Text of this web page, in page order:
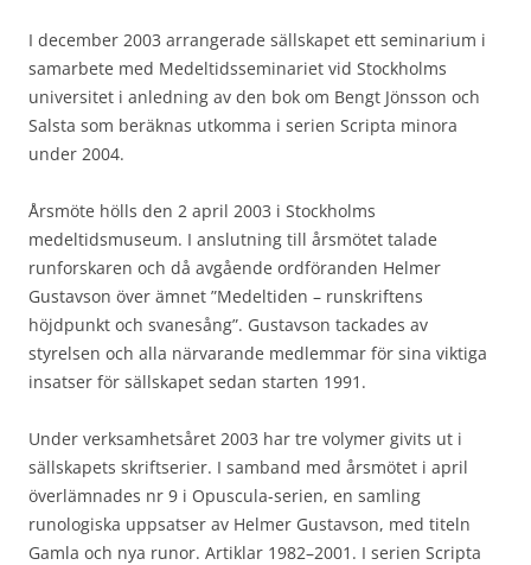
I december 2003 arrangerade sällskapet ett seminarium i
samarbete med Medeltidsseminariet vid Stockholms
universitet i anledning av den bok om Bengt Jönsson och
Salsta som beräknas utkomma i serien Scripta minora
under 2004.
Årsmöte hölls den 2 april 2003 i Stockholms
medeltidsmuseum. I anslutning till årsmötet talade
runforskaren och då avgående ordföranden Helmer
Gustavson över ämnet ”Medeltiden – runskriftens
höjdpunkt och svanesång”. Gustavson tackades av
styrelsen och alla närvarande medlemmar för sina viktiga
insatser för sällskapet sedan starten 1991.
Under verksamhetsåret 2003 har tre volymer givits ut i
sällskapets skriftserier. I samband med årsmötet i april
överlämnades nr 9 i Opuscula-serien, en samling
runologiska uppsatser av Helmer Gustavson, med titeln
Gamla och nya runor. Artiklar 1982–2001. I serien Scripta